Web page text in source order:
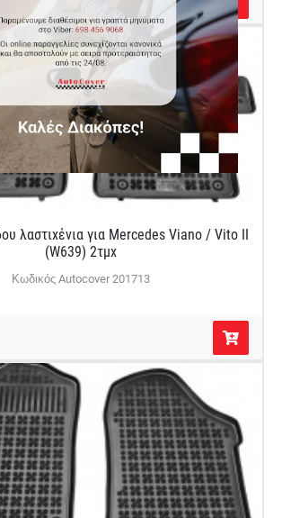
λαστιχένια για Mercedes Viano / Vito II
(W639) 2τμχ
Κωδικός Autocover 201713